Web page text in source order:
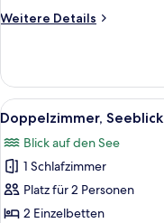
Weitere Details
Weitere
Alle
Fotos
für
Doppelzimmer,
Seeblick
anzeigen
1
Doppelzimmer, Seeblick
Blick auf den See
1 Schlafzimmer
Platz für 2 Personen
2 Einzelbetten